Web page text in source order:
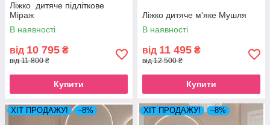
Ліжко дитяче підліткове
Міраж
В наявності
від 10 795 ₴
від 11 800 ₴
Купити
Ліжко дитяче м'яке Мушля
В наявності
від 11 495 ₴
від 12 500 ₴
Купити
ХІТ ПРОДАЖУ! –8% ХІТ ПРОДАЖУ! –8%